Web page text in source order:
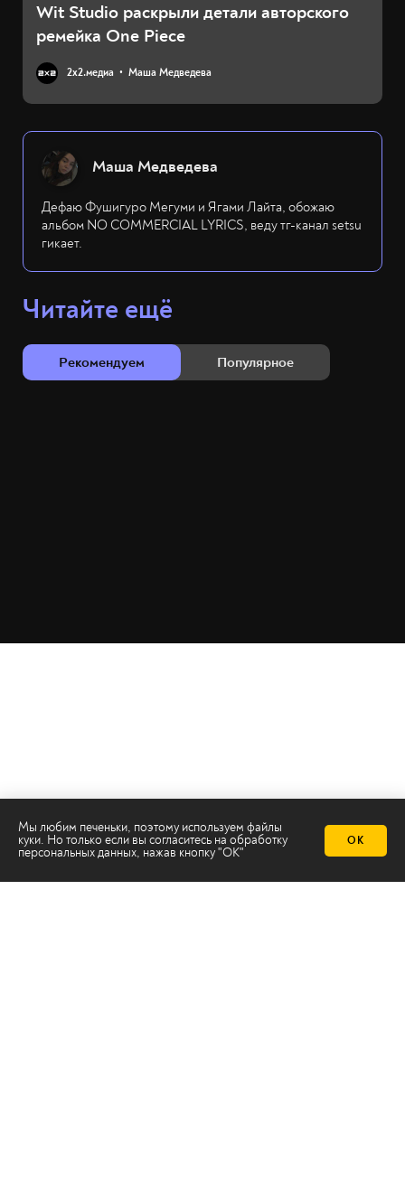
Wit Studio раскрыли детали авторского
ремейка One Piece
2х2.медиа Маша Медведева
Маша Медведева
Дефаю Фушигуро Мегуми и Ягами Лайта, обожаю
альбом NO COMMERCIAL LYRICS, веду тг-канал setsu
гикает.
Читайте ещё
Рекомендуем Популярное
Мы любим печеньки, поэтому используем файлы
куки. Но только если вы согласитесь на обработку
персональных данных, нажав кнопку "ОК"
ОК